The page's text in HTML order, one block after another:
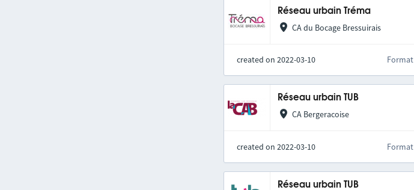
Réseau urbain Tréma
CA du Bocage Bressuirais
created on 2022-03-10 Format
Réseau urbain TUB
CA Bergeracoise
created on 2022-03-10 Format
Réseau urbain TUB